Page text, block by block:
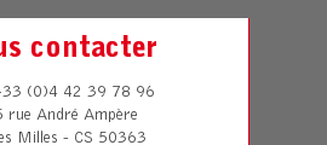
contacter
(0)4 42 39 78 96
rue André Ampère
Milles - CS 50363